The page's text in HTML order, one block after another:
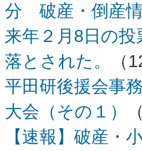
分 破産・倒産
来年２月8日の
落とされた。
（
平田研後援会事
大会（その１）
【速報】破産